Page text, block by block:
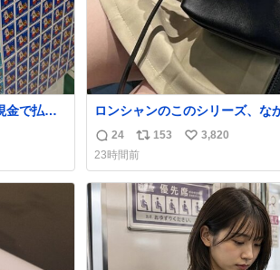
金で払い
ロンシャンのこのシリーズ、な
らないのにセール価格になって
なのが反則級にかわいい。持っ
ーデが格上げされる。
返
信
数
24
リ
ポ
ス
ト
数
153
い
ね
数
3,820
23時間前